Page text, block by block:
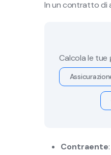
In un contratto di
Calcola le
Contraente